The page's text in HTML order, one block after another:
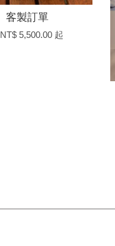
客製訂單
NT$ 5,500.00 起